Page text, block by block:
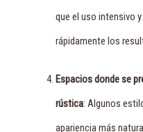
que el uso intensivo
rápidamente los
Espacios donde se
rústica: Algunos
apariencia más